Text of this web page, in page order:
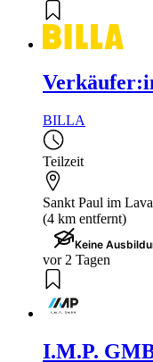
BILLA
Teilzeit
Sankt Paul im
(4 km entfernt)
Keine
vor 2 Tagen
I.M.P.